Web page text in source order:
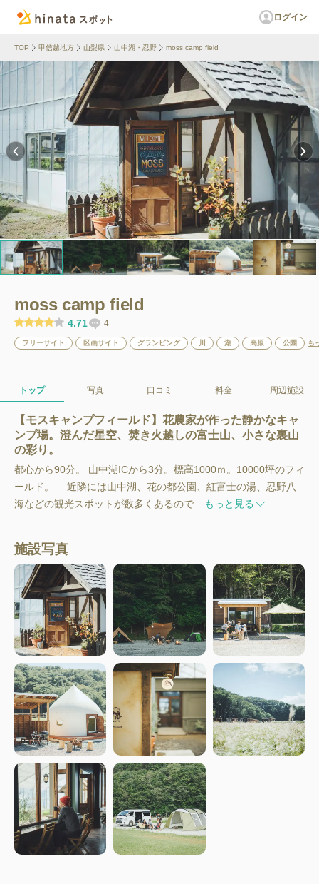
ログイン
TOP 甲信越地方 山梨県 山中湖・忍野 moss camp field
moss camp field
4.71 4
フリーサイト 区画サイト グランピング 湖 高原 公園 も
トップ 写真 口コミ 料金 周辺施設
【モスキャンプフィールド】花農家が作った静かなキャ
ンプ場。澄んだ星空、焚き火越しの富士山、小さな裏山
の彩り。
都心から90分。 山中湖ICから3分。標高1000ｍ。10000坪のフィ
ールド。 近隣には山中湖、花の都公園、紅富士の湯、忍野八
海などの観光スポットが数多くあるので...
もっと見る
施設写真